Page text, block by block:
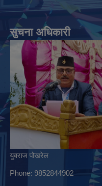
सुचना अधिकारी
युवराज पोखरेल
Phone: 9852844902